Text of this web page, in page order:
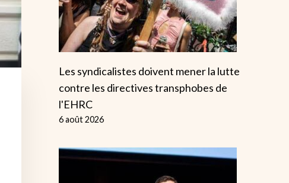
Les syndicalistes doivent mener la lutte
contre les directives transphobes de
l'EHRC
6 août 2026